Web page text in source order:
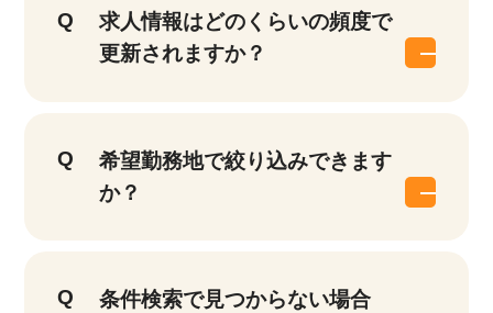
求人情報はどのくらいの頻度で
更新されますか？
希望勤務地で絞り込みできます
か？
条件検索で見つからない場合